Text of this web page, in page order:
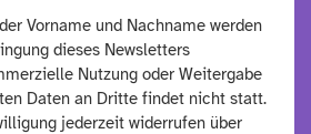
Vorname und Nachname werden
dieses Newsletters
Nutzung oder Weitergabe
Daten an Dritte findet nicht statt.
jederzeit widerrufen über